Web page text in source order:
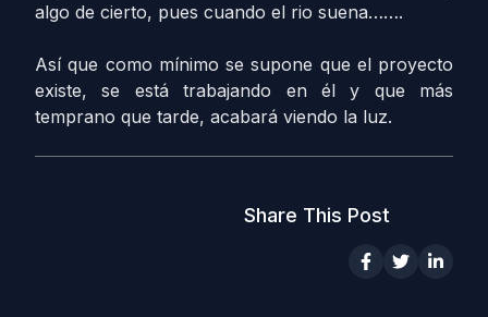
algo de cierto, pues cuando el rio suena…….
Así que como mínimo se supone que el proyecto
existe, se está trabajando en él y que más
temprano que tarde, acabará viendo la luz.
Share This Post